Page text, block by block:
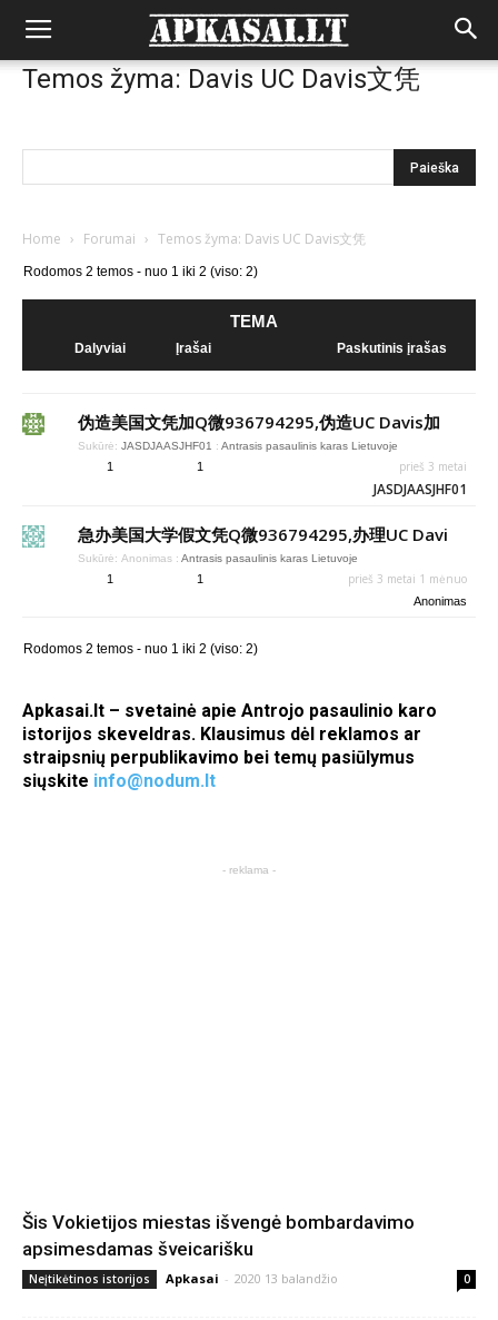
Temos žyma: Davis UC Davis文凭
Home › Forumai › Temos žyma: Davis UC Davis文凭
Rodomos 2 temos - nuo 1 iki 2 (viso: 2)
TEMA
Dalyviai Įrašai Paskutinis įrašas
伪造美国文凭加Q微936794295,伪造UC Davis加
Sukūrė: JASDJAASJHF01 : Antrasis pasaulinis karas Lietuvoje
1 1 prieš 3 metai
JASDJAASJHF01
急办美国大学假文凭Q微936794295,办理UC Davi
Sukūrė: Anonimas : Antrasis pasaulinis karas Lietuvoje
1 1 prieš 3 metai 1 mėnuo
Anonimas
Rodomos 2 temos - nuo 1 iki 2 (viso: 2)
Apkasai.lt – svetainė apie Antrojo pasaulinio karo
istorijos skeveldras. Klausimus dėl reklamos ar
straipsnių perpublikavimo bei temų pasiūlymus
siųskite info@nodum.lt
- reklama -
Šis Vokietijos miestas išvengė bombardavimo
apsimesdamas šveicarišku
Neįtikėtinos istorijos Apkasai - 2020 13 balandžio 0